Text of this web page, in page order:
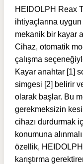
HEIDOLPH Reax
ihtiyaçlarına
mekanik bir kayar
Cihaz, otomatik
çalışma
Kayar anahtar [1]
simgesi [2] belirir
olarak başlar. Bu
gerekmeksizin
cihazı durdurmak
konumuna
özellik, HEIDOLPH
karıştırma